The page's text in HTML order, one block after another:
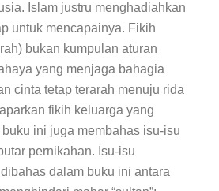
Islam justru menghadiahkan
untuk mencapainya. Fikih
bukan kumpulan aturan
yang menjaga bahagia
cinta tetap terarah menuju rida
fikih keluarga yang
buku ini juga membahas isu-isu
pernikahan. Isu-isu
dalam buku ini antara